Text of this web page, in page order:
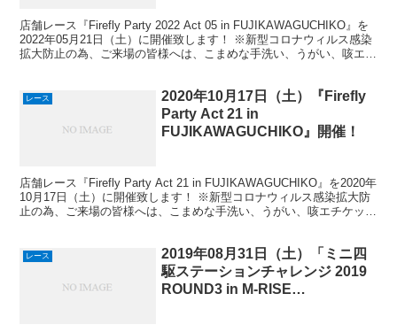
店舗レース『Firefly Party 2022 Act 05 in FUJIKAWAGUCHIKO』を
2022年05月21日（土）に開催致します！ ※新型コロナウィルス感染
拡大防止の為、ご来場の皆様へは、こまめな手洗い、うがい、咳エチ
レース
2020年10月17日（土）『Firefly
Party Act 21 in
FUJIKAWAGUCHIKO』開催！
店舗レース『Firefly Party Act 21 in FUJIKAWAGUCHIKO』を2020年
10月17日（土）に開催致します！ ※新型コロナウィルス感染拡大防
止の為、ご来場の皆様へは、こまめな手洗い、うがい、咳エチケット
レース
2019年08月31日（土）「ミニ四
駆ステーションチャレンジ 2019
ROUND3 in M-RISE